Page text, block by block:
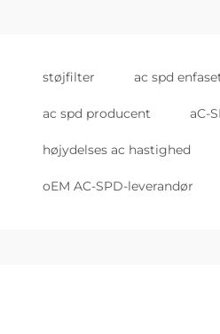
støjfilter ac spd
ac spd producent aC-
højydelses ac hastighed
oEM AC-SPD-leverandør